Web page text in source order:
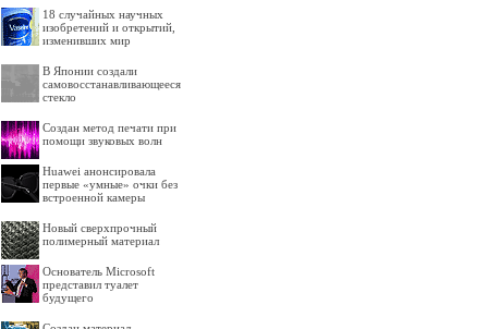
18 случайных научных
изобретений и открытий,
изменивших мир
В Японии создали
самовосстанавливающееся
стекло
Создан метод печати при
помощи звуковых волн
Huawei анонсировала
первые «умные» очки без
встроенной камеры
Новый сверхпрочный
полимерный материал
Основатель Microsoft
представил туалет
будущего